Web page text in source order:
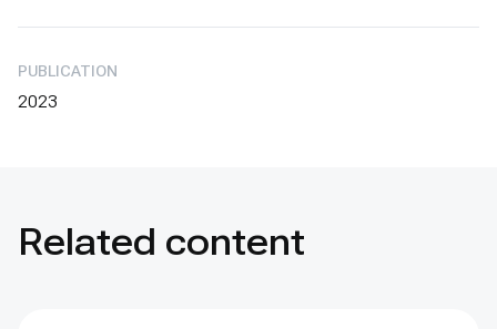
PUBLICATION
2023
Related content